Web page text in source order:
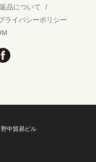
返品について
/
ライバシーポリシー
中貿易ビル